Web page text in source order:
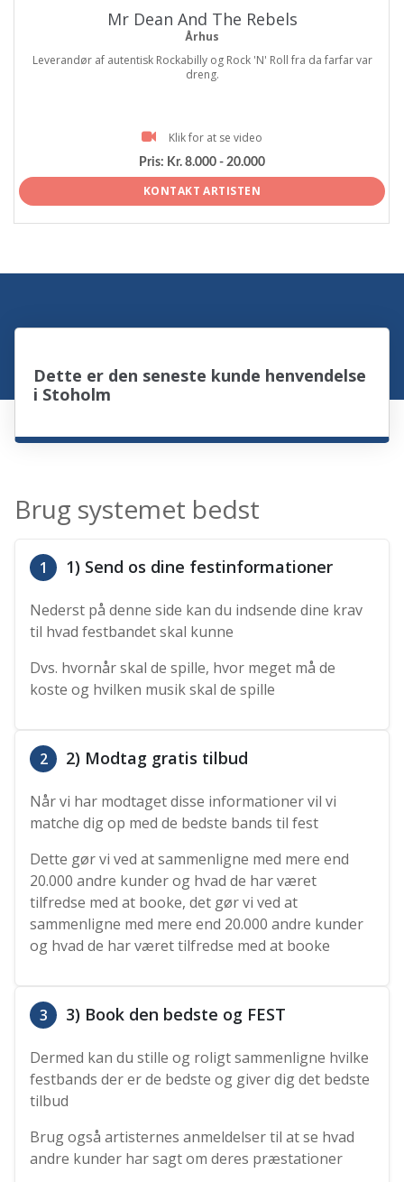
Mr Dean And The Rebels
Århus
Leverandør af autentisk Rockabilly og Rock 'N' Roll fra da farfar var
dreng.
Klik for at se video
Pris: Kr. 8.000 - 20.000
KONTAKT ARTISTEN
Dette er den seneste kunde henvendelse
i Stoholm
Brug systemet bedst
1 1) Send os dine festinformationer
Nederst på denne side kan du indsende dine krav
til hvad festbandet skal kunne
Dvs. hvornår skal de spille, hvor meget må de
koste og hvilken musik skal de spille
2 2) Modtag gratis tilbud
Når vi har modtaget disse informationer vil vi
matche dig op med de bedste bands til fest
Dette gør vi ved at sammenligne med mere end
20.000 andre kunder og hvad de har været
tilfredse med at booke, det gør vi ved at
sammenligne med mere end 20.000 andre kunder
og hvad de har været tilfredse med at booke
3 3) Book den bedste og FEST
Dermed kan du stille og roligt sammenligne hvilke
festbands der er de bedste og giver dig det bedste
tilbud
Brug også artisternes anmeldelser til at se hvad
andre kunder har sagt om deres præstationer